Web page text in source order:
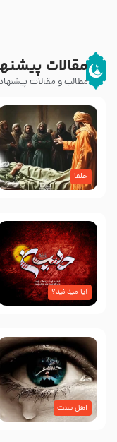
مقالات
مطالب و مقالات
خلفا
آیا میدانید؟
اهل سنت